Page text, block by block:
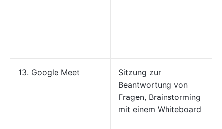
13. Google Meet
Sitzung zur
Beantwortung von
Fragen, Brainstorming
mit einem Whiteboard